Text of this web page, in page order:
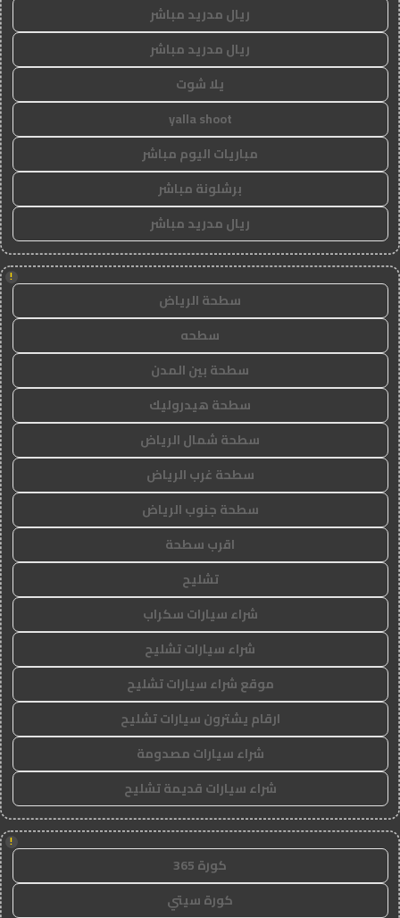
ريال مدريد مباشر
ريال مدريد مباشر
يلا شوت
yalla shoot
مباريات اليوم مباشر
برشلونة مباشر
ريال مدريد مباشر
!
سطحة الرياض
سطحه
سطحة بين المدن
سطحة هيدروليك
سطحة شمال الرياض
سطحة غرب الرياض
سطحة جنوب الرياض
اقرب سطحة
تشليح
شراء سيارات سكراب
شراء سيارات تشليح
موقع شراء سيارات تشليح
ارقام يشترون سيارات تشليح
شراء سيارات مصدومة
شراء سيارات قديمة تشليح
!
كورة 365
كورة سيتي